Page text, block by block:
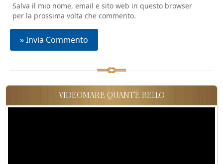
Salva il mio nome, email e sito web in questo browser
per la prossima volta che commento.
VIDEOMARE QUANT'È BELLO